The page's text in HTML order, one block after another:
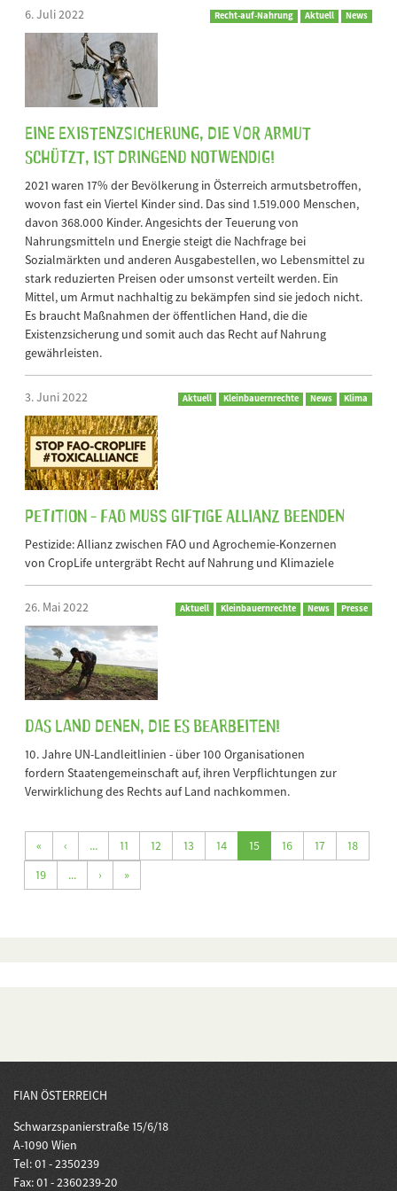
6. Juli 2022 Recht-auf-Nahrung Aktuell News
Eine Existenzsicherung, die vor Armut
schützt, ist dringend notwendig!
2021 waren 17% der Bevölkerung in Österreich armutsbetroffen,
wovon fast ein Viertel Kinder sind. Das sind 1.519.000 Menschen,
davon 368.000 Kinder. Angesichts der Teuerung von
Nahrungsmitteln und Energie steigt die Nachfrage bei
Sozialmärkten und anderen Ausgabestellen, wo Lebensmittel zu
stark reduzierten Preisen oder umsonst verteilt werden. Ein
Mittel, um Armut nachhaltig zu bekämpfen sind sie jedoch nicht.
Es braucht Maßnahmen der öffentlichen Hand, die die
Existenzsicherung und somit auch das Recht auf Nahrung
gewährleisten.
3. Juni 2022 Aktuell Kleinbauernrechte News Klima
Petition - FAO muss giftige Allianz beenden
Pestizide: Allianz zwischen FAO und Agrochemie-Konzernen
von CropLife untergräbt Recht auf Nahrung und Klimaziele
26. Mai 2022 Aktuell Kleinbauernrechte News Presse
Das Land denen, die es bearbeiten!
10. Jahre UN-Landleitlinien - über 100 Organisationen
fordern Staatengemeinschaft auf, ihren Verpflichtungen zur
Verwirklichung des Rechts auf Land nachkommen.
« ‹ ... 11 12 13 14 15 16 17
18
19
... › »
FIAN ÖSTERREICH
Schwarzspanierstraße 15/6/18
A-1090 Wien
Tel: 01 - 2350239
Fax: 01 - 2360239-20